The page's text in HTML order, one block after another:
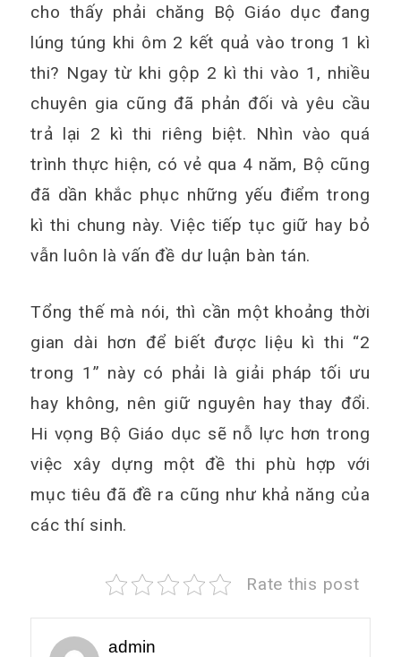
cho thấy phải chăng Bộ Giáo dục đang
lúng túng khi ôm 2 kết quả vào trong 1 kì
thi? Ngay từ khi gộp 2 kì thi vào 1, nhiều
chuyên gia cũng đã phản đối và yêu cầu
trả lại 2 kì thi riêng biệt. Nhìn vào quá
trình thực hiện, có vẻ qua 4 năm, Bộ cũng
đã dần khắc phục những yếu điểm trong
kì thi chung này. Việc tiếp tục giữ hay bỏ
vẫn luôn là vấn đề dư luận bàn tán.
Tổng thế mà nói, thì cần một khoảng thời
gian dài hơn để biết được liệu kì thi “2
trong 1” này có phải là giải pháp tối ưu
hay không, nên giữ nguyên hay thay đổi.
Hi vọng Bộ Giáo dục sẽ nỗ lực hơn trong
việc xây dựng một đề thi phù hợp với
mục tiêu đã đề ra cũng như khả năng của
các thí sinh.
Rate this post
admin